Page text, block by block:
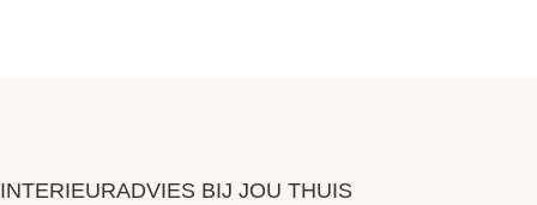
INTERIEURADVIES BIJ JOU THUIS